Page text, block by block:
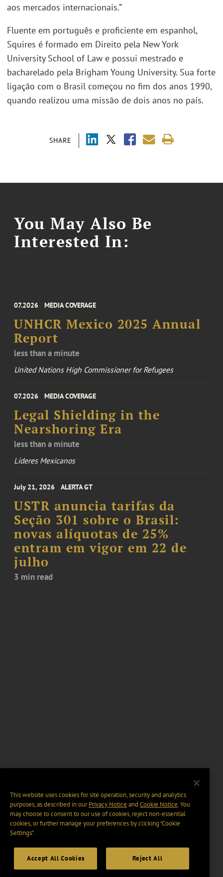
SHARE
aos mercados internacionais.”
Fluente em português e proficiente em espanhol,
Squires é formado em Direito pela New York
University School of Law e possui mestrado e
bacharelado pela Brigham Young University. Sua forte
ligação com o Brasil começou no fim dos anos 1990,
quando realizou uma missão de dois anos no país.
You May Also Be
Interested In:
07.2026 MEDIA COVERAGE
UNHCR Mexico 2025 Annual
Report
less than a minute
United Nations High Commissioner for Refugees
07.2026 MEDIA COVERAGE
Legal Shielding in the
Nearshoring Era
less than a minute
Líderes Mexicanos
July 21, 2026 ALERTA GT
USTR anuncia tarifas da
Seção 301 sobre o Brasil:
novas alíquotas de 25%
entram em vigor em 22 de
julho
3 min read
This website uses cookies for site operation, security and analytics
purposes, as described in ourPrivacy Notice and Cookie Notice. You
may choose to consent to our use of cookies, reject non-essential
cookies, or further manage your preferences by clicking “Cookie
Settings".
Accept All Cookies Reject All